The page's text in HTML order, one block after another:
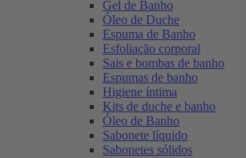
Gel de Banho
Óleo de Duche
Espuma de Banho
Esfoliação corporal
Sais e bombas de banho
Espumas de banho
Higiene íntima
Kits de duche e banho
Óleo de Banho
Sabonete líquido
Sabonetes sólidos